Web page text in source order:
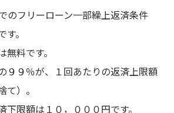
のフリーローン一部繰上返済条件
。
無料です。
９９％が、１回あたりの返済上限額
）。
下限額は１０，０００円です。